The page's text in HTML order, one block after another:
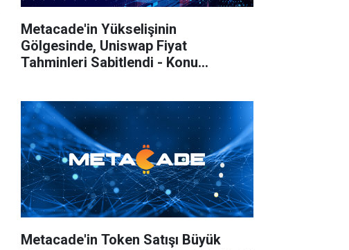
Metacade'in Yükselişinin
Gölgesinde, Uniswap Fiyat
Tahminleri Sabitlendi - Konu
Metacade'in Token Satışı Büyük